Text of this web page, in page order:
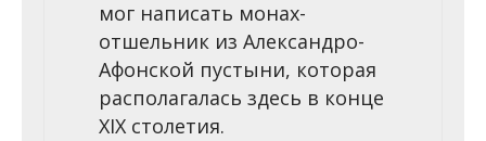
мог написать монах-
отшельник из Александро-
Афонской пустыни, которая
располагалась здесь в конце
XIX столетия.